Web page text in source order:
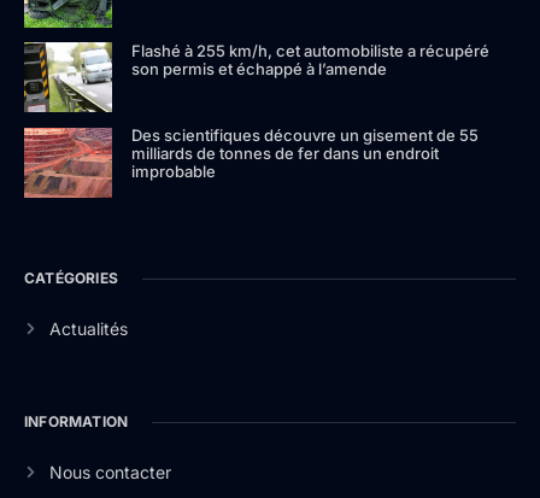
Flashé à 255 km/h, cet automobiliste a récupéré
son permis et échappé à l’amende
Des scientifiques découvre un gisement de 55
milliards de tonnes de fer dans un endroit
improbable
CATÉGORIES
Actualités
INFORMATION
Nous contacter